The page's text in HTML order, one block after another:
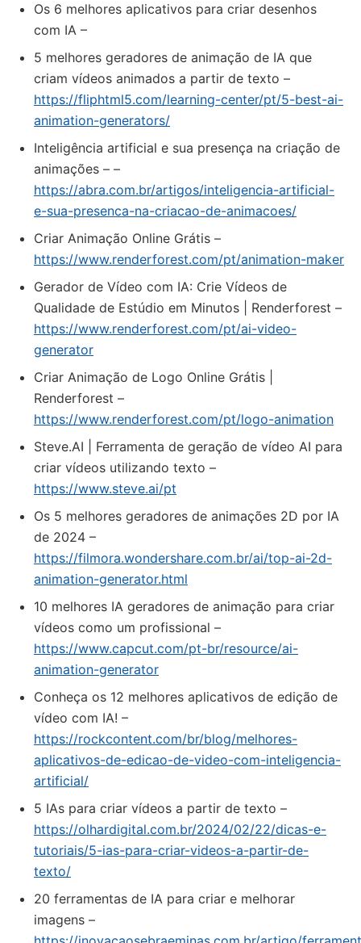
Os 6 melhores aplicativos para criar desenhos
com IA –
5 melhores geradores de animação de IA que
criam vídeos animados a partir de texto –
https://fliphtml5.com/learning-center/pt/5-best-ai-
animation-generators/
Inteligência artificial e sua presença na criação de
animações – –
https://abra.com.br/artigos/inteligencia-artificial-
e-sua-presenca-na-criacao-de-animacoes/
Criar Animação Online Grátis –
https://www.renderforest.com/pt/animation-maker
Gerador de Vídeo com IA: Crie Vídeos de
Qualidade de Estúdio em Minutos | Renderforest –
https://www.renderforest.com/pt/ai-video-
generator
Criar Animação de Logo Online Grátis |
Renderforest –
https://www.renderforest.com/pt/logo-animation
Steve.AI | Ferramenta de geração de vídeo AI para
criar vídeos utilizando texto –
https://www.steve.ai/pt
Os 5 melhores geradores de animações 2D por IA
de 2024 –
https://filmora.wondershare.com.br/ai/top-ai-2d-
animation-generator.html
10 melhores IA geradores de animação para criar
vídeos como um profissional –
https://www.capcut.com/pt-br/resource/ai-
animation-generator
Conheça os 12 melhores aplicativos de edição de
vídeo com IA! –
https://rockcontent.com/br/blog/melhores-
aplicativos-de-edicao-de-video-com-inteligencia-
artificial/
5 IAs para criar vídeos a partir de texto –
https://olhardigital.com.br/2024/02/22/dicas-e-
tutoriais/5-ias-para-criar-videos-a-partir-de-
texto/
20 ferramentas de IA para criar e melhorar
imagens –